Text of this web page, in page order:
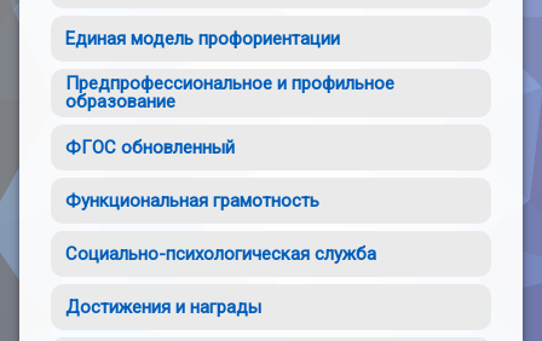
Единая модель профориентации
Предпрофессиональное и профильное
образование
ФГОС обновленный
Функциональная грамотность
Социально-психологическая служба
Достижения и награды